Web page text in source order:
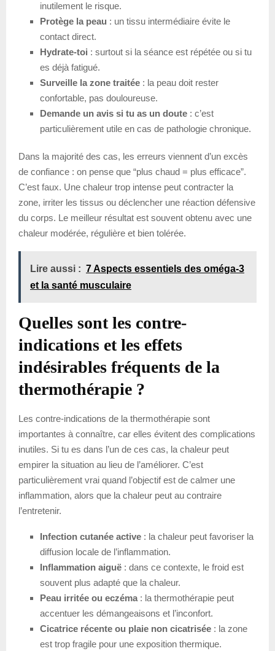
inutilement le risque.
Protège la peau : un tissu intermédiaire évite le
contact direct.
Hydrate-toi : surtout si la séance est répétée ou si tu
es déjà fatigué.
Surveille la zone traitée : la peau doit rester
confortable, pas douloureuse.
Demande un avis si tu as un doute : c’est
particulièrement utile en cas de pathologie chronique.
Dans la majorité des cas, les erreurs viennent d’un excès
de confiance : on pense que “plus chaud = plus efficace”.
C’est faux. Une chaleur trop intense peut contracter la
zone, irriter les tissus ou déclencher une réaction défensive
du corps. Le meilleur résultat est souvent obtenu avec une
chaleur modérée, régulière et bien tolérée.
Lire aussi : 7 Aspects essentiels des oméga-3
et la santé musculaire
Quelles sont les contre-
indications et les effets
indésirables fréquents de la
thermothérapie ?
Les contre-indications de la thermothérapie sont
importantes à connaître, car elles évitent des complications
inutiles. Si tu es dans l’un de ces cas, la chaleur peut
empirer la situation au lieu de l’améliorer. C’est
particulièrement vrai quand l’objectif est de calmer une
inflammation, alors que la chaleur peut au contraire
l’entretenir.
Infection cutanée active : la chaleur peut favoriser la
diffusion locale de l’inflammation.
Inflammation aiguë : dans ce contexte, le froid est
souvent plus adapté que la chaleur.
Peau irritée ou eczéma : la thermothérapie peut
accentuer les démangeaisons et l’inconfort.
Cicatrice récente ou plaie non cicatrisée : la zone
est trop fragile pour une exposition thermique.